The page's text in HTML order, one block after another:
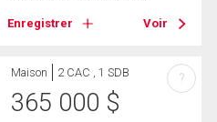
Enregistrer Voir
Maison 2 CAC , 1 SDB
365 000 $
?